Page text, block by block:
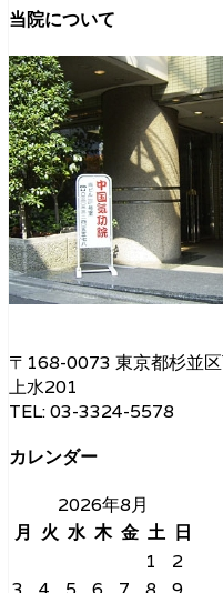
当院について
〒168-0073 東京都杉並
上水201
TEL: 03-3324-5578
カレンダー
2026年8月
月 火 水 木 金 土 日
1
2